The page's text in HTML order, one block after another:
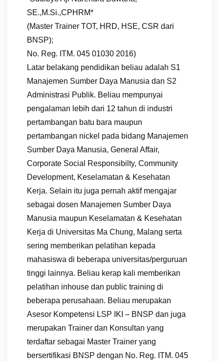
SE.,M.Si.,CPHRM*
(Master Trainer TOT, HRD, HSE, CSR dari
BNSP);
No. Reg. ITM. 045 01030 2016)
Latar belakang pendidikan beliau adalah S1
Manajemen Sumber Daya Manusia dan S2
Administrasi Publik. Beliau mempunyai
pengalaman lebih dari 12 tahun di industri
pertambangan batu bara maupun
pertambangan nickel pada bidang Manajemen
Sumber Daya Manusia, General Affair,
Corporate Social Responsibilty, Community
Development, Keselamatan & Kesehatan
Kerja. Selain itu juga pernah aktif mengajar
sebagai dosen Manajemen Sumber Daya
Manusia maupun Keselamatan & Kesehatan
Kerja di Universitas Ma Chung, Malang serta
sering memberikan pelatihan kepada
mahasiswa di beberapa universitas/perguruan
tinggi lainnya. Beliau kerap kali memberikan
pelatihan inhouse dan public training di
beberapa perusahaan. Beliau merupakan
Asesor Kompetensi LSP IKI – BNSP dan juga
merupakan Trainer dan Konsultan yang
terdaftar sebagai Master Trainer yang
bersertifikasi BNSP dengan No. Reg. ITM. 045